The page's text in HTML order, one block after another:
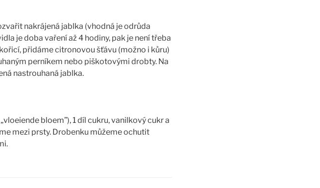
nakrájená jablka (vhodná je odrůda
je doba vaření až 4 hodiny, pak je není třeba
přidáme citronovou šťávu (možno i kůru)
perníkem nebo piškotovými drobty. Na
nastrouhaná jablka.
bloem”), 1 díl cukru, vanilkový cukr a
mezi prsty. Drobenku můžeme ochutit